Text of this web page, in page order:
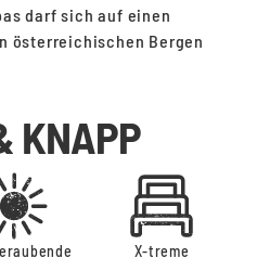
darf sich auf einen
österreichischen Bergen
KNAPP
X-treme